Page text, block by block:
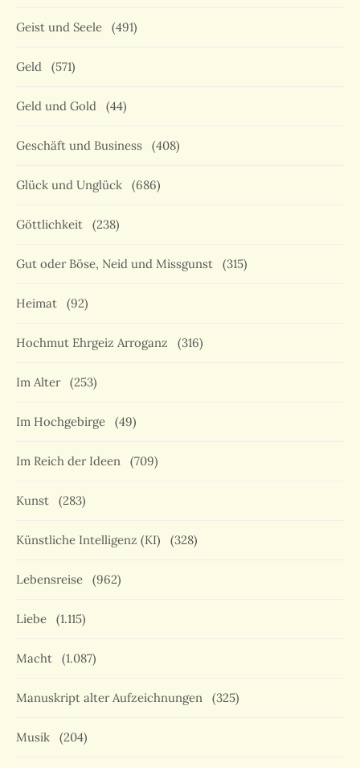
Geist und Seele (491)
Geld (571)
Geld und Gold (44)
Geschäft und Business (408)
Glück und Unglück (686)
Göttlichkeit (238)
Gut oder Böse, Neid und Missgunst (315)
Heimat (92)
Hochmut Ehrgeiz Arroganz (316)
Im Alter (253)
Im Hochgebirge (49)
Im Reich der Ideen (709)
Kunst (283)
Künstliche Intelligenz (KI) (328)
Lebensreise (962)
Liebe (1.115)
Macht (1.087)
Manuskript alter Aufzeichnungen (325)
Musik (204)